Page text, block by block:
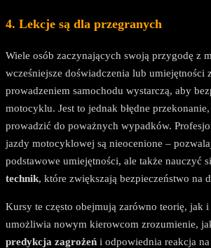
4. Lekcje są dla przegranych
Wiele osób zaczynających swoją przygodę z
wcześniejsze doświadczenia lub umiejętności
prowadzeniem samochodu wystarczą, aby
motocyklu. Jest to jednak błędne
prowadzić do poważnych wypadków.
jazdy motocyklowej są nieocenione –
podstawowe umiejętności, ale także nauczyć
technik, które zwiększają bezpieczeństwo na
Kursy te często obejmują zarówno teorię, jak
umożliwia nowym kierowcom zrozumienie,
predykcja zagrożeń i odpowiednia reakcja